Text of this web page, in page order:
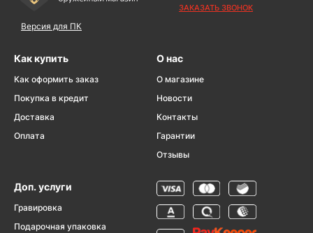
Версия для ПК
ЗАКАЗАТЬ ЗВОНОК
Как купить
Как оформить заказ
Покупка в кредит
Доставка
Оплата
О нас
О магазине
Новости
Контакты
Гарантии
Отзывы
Доп. услуги
Гравировка
Подарочная упаковка